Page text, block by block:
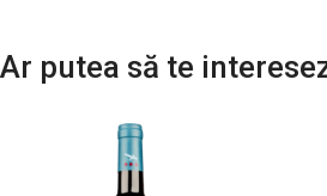
Ar putea să te